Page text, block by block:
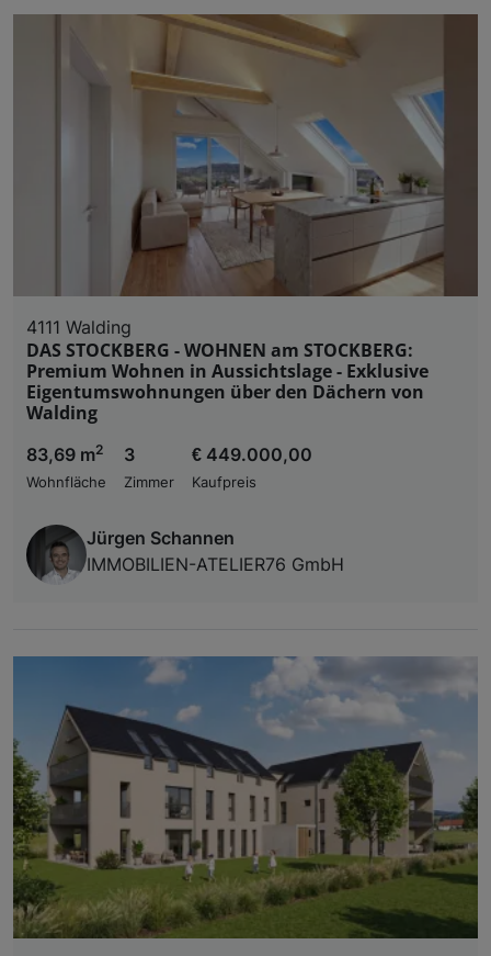
4111 Walding
DAS STOCKBERG - WOHNEN am STOCKBERG:
Premium Wohnen in Aussichtslage - Exklusive
Eigentumswohnungen über den Dächern von
Walding
83,69 m2
Wohnfläche
3
Zimmer
€ 449.000,00
Kaufpreis
Jürgen Schannen
IMMOBILIEN-ATELIER76 GmbH